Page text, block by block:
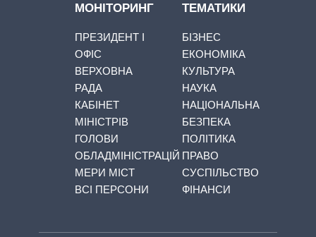
МОНІТОРИНГ
ПРЕЗИДЕНТ І
ОФІС
ВЕРХОВНА
РАДА
КАБІНЕТ
МІНІСТРІВ
ГОЛОВИ
ОБЛАДМІНІСТРАЦІЙ
МЕРИ МІСТ
ВСІ ПЕРСОНИ
ТЕМАТИКИ
БІЗНЕС
ЕКОНОМІКА
КУЛЬТУРА
НАУКА
НАЦІОНАЛЬНА
БЕЗПЕКА
ПОЛІТИКА
ПРАВО
СУСПІЛЬСТВО
ФІНАНСИ